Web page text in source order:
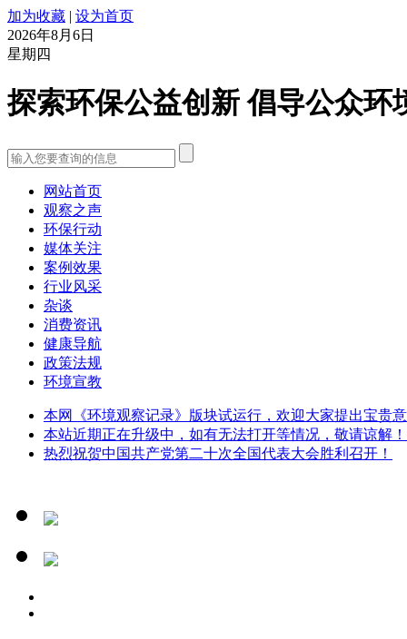
加为收藏 | 设为首页
2026年8月6日
星期四
探索环保公益创新 倡导公众环
网站首页
观察之声
环保行动
媒体关注
案例效果
行业风采
杂谈
消费资讯
健康导航
政策法规
环境宣教
本网《环境观察记录》版块试运行，欢迎大家提出宝贵
本站近期正在升级中，如有无法打开等情况，敬请谅解！
热烈祝贺中国共产党第二十次全国代表大会胜利召开！